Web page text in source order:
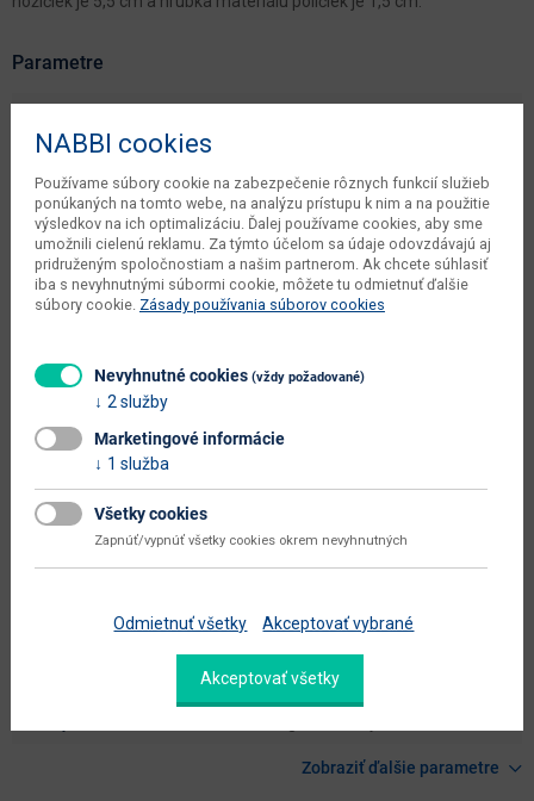
Parametre
Hĺbka
Výška 193 cm
dodávateľa
0.1215 m3
počet balíkov dodávateľa 2 ks
váha s obalom dodávateľa 35 kg
typové označenie
dodáva sa
montáž
nie
Zobraziť ďalšie parametre
NABBI cookies
Používame súbory cookie na zabezpečenie rôznych funkcií služieb
ponúkaných na tomto webe, na analýzu prístupu k nim a na použitie
výsledkov na ich optimalizáciu. Ďalej používame cookies, aby sme
umožnili cielenú reklamu. Za týmto účelom sa údaje odovzdávajú aj
pridruženým spoločnostiam a našim partnerom. Ak chcete súhlasiť
iba s nevyhnutnými súbormi cookie, môžete tu odmietnuť ďalšie
súbory cookie. Zásady používania súborov cookies
Nevyhnutné cookies (vždy požadované)
2 služby
Marketingové informácie
1 služba
Všetky cookies
Zapnúť/vypnúť všetky cookies okrem nevyhnutných
Odmietnuť všetky Akceptovať vybrané
Akceptovať všetky